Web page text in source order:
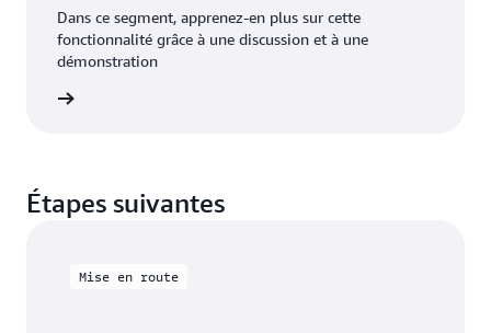
Dans ce segment, apprenez-en plus sur cette
fonctionnalité grâce à une discussion et à une
démonstration
Étapes suivantes
Mise en route